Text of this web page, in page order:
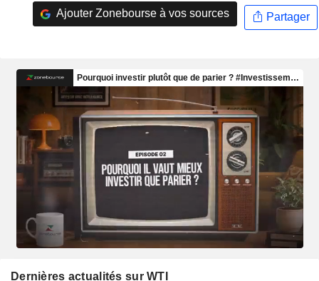
Ajouter Zonebourse à vos sources Partager
Dernières actualités sur WTI